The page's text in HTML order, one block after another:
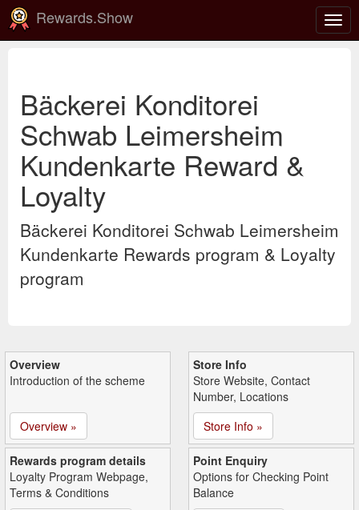
Rewards.Show
Bäckerei Konditorei
Schwab Leimersheim
Kundenkarte Reward &
Loyalty
Bäckerei Konditorei Schwab Leimersheim
Kundenkarte Rewards program & Loyalty
program
Overview
Introduction of the scheme
Overview »
Store Info
Store Website, Contact
Number, Locations
Store Info »
Rewards program details
Loyalty Program Webpage,
Terms & Conditions
Point Enquiry
Options for Checking Point
Balance